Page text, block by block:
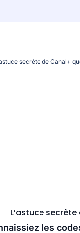
L’astuce
les